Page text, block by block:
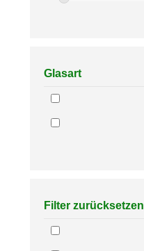
Glasart
Filter zurücksetzen